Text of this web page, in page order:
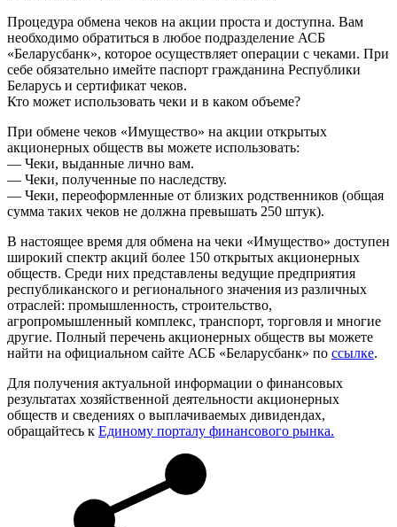
Процедура обмена чеков на акции проста и доступна. Вам
необходимо обратиться в любое подразделение АСБ
«Беларусбанк», которое осуществляет операции с чеками. При
себе обязательно имейте паспорт гражданина Республики
Беларусь и сертификат чеков.
Кто может использовать чеки и в каком объеме?
При обмене чеков «Имущество» на акции открытых
акционерных обществ вы можете использовать:
— Чеки, выданные лично вам.
— Чеки, полученные по наследству.
— Чеки, переоформленные от близких родственников (общая
сумма таких чеков не должна превышать 250 штук).
В настоящее время для обмена на чеки «Имущество» доступен
широкий спектр акций более 150 открытых акционерных
обществ. Среди них представлены ведущие предприятия
республиканского и регионального значения из различных
отраслей: промышленность, строительство,
агропромышленный комплекс, транспорт, торговля и многие
другие. Полный перечень акционерных обществ вы можете
найти на официальном сайте АСБ «Беларусбанк» по ссылке.
Для получения актуальной информации о финансовых
результатах хозяйственной деятельности акционерных
обществ и сведениях о выплачиваемых дивидендах,
обращайтесь к Единому порталу финансового рынка.